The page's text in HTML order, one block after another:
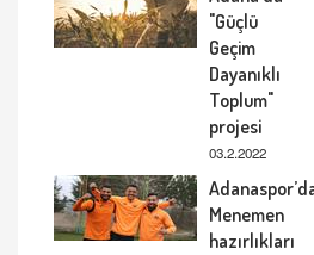
"Güçlü
Geçim
Dayanıklı
Toplum"
projesi
03.2.2022
Menemen
hazırlıkları